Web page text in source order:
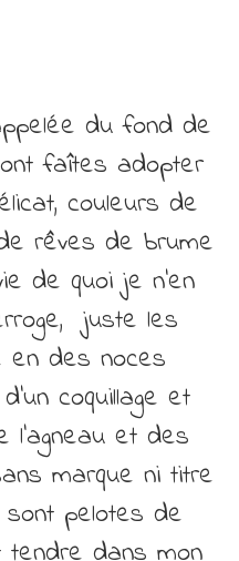
du fond de
faîtes adopter
couleurs de
rêves de brume
de quoi je n’en
juste les
des noces
coquillage et
l’agneau et des
marque ni titre
pelotes de